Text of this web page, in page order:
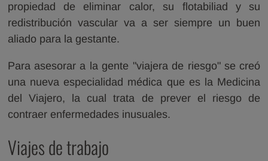
propiedad de eliminar calor, su flotabiliad y su
redistribución vascular va a ser siempre un buen
aliado para la gestante.
Para asesorar a la gente "viajera de riesgo" se creó
una nueva especialidad médica que es la Medicina
del Viajero, la cual trata de prever el riesgo de
contraer enfermedades inusuales.
Viajes de trabajo